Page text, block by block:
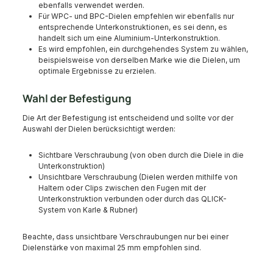
ebenfalls verwendet werden.
Für WPC- und BPC-Dielen empfehlen wir ebenfalls nur
entsprechende Unterkonstruktionen, es sei denn, es
handelt sich um eine Aluminium-Unterkonstruktion.
Es wird empfohlen, ein durchgehendes System zu wählen,
beispielsweise von derselben Marke wie die Dielen, um
optimale Ergebnisse zu erzielen.
Wahl der Befestigung
Die Art der Befestigung ist entscheidend und sollte vor der
Auswahl der Dielen berücksichtigt werden:
Sichtbare Verschraubung (von oben durch die Diele in die
Unterkonstruktion)
Unsichtbare Verschraubung (Dielen werden mithilfe von
Haltern oder Clips zwischen den Fugen mit der
Unterkonstruktion verbunden oder durch das QLICK-
System von Karle & Rubner)
Beachte, dass unsichtbare Verschraubungen nur bei einer
Dielenstärke von maximal 25 mm empfohlen sind.